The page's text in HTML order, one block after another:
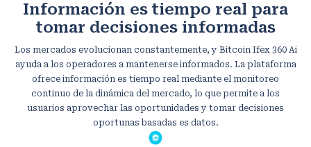
Información es tiempo real para
tomar decisiones informadas
Los mercados evolucionan constantemente, y Bitcoin Ifex 360 Ai
ayuda a los operadores a mantenerse informados. La plataforma
ofrece información es tiempo real mediante el monitoreo
continuo de la dinámica del mercado, lo que permite a los
usuarios aprovechar las oportunidades y tomar decisiones
oportunas basadas es datos.